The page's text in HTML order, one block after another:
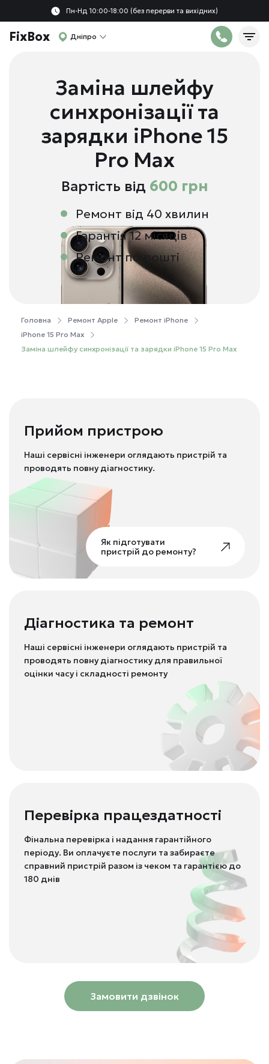
Пн-Нд 10:00-18:00 (без перерви та вихідних)
FixBox Дніпро
Заміна шлейфу
синхронізації та
зарядки iPhone 15
Pro Max
Вартість від 600 грн
Ремонт від 40 хвилин
Гарантія 12 місяців
Ремонт по пошті
Головна Ремонт Apple
Ремонт iPhone
iPhone 15 Pro Max
Заміна шлейфу синхронізації та зарядки iPhone 15 Pro Max
Прийом пристрою
Наші сервісні інженери оглядають пристрій та
проводять повну діагностику.
Як підготувати
пристрій до ремонту?
Діагностика та ремонт
Наші сервісні інженери оглядають пристрій та
проводять повну діагностику для правильної
оцінки часу і складності ремонту
Перевірка працездатності
Фінальна перевірка і надання гарантійного
періоду. Ви оплачуєте послуги та забираєте
справний пристрій разом із чеком та гарантією до
180 днів
Замовити дзвінок